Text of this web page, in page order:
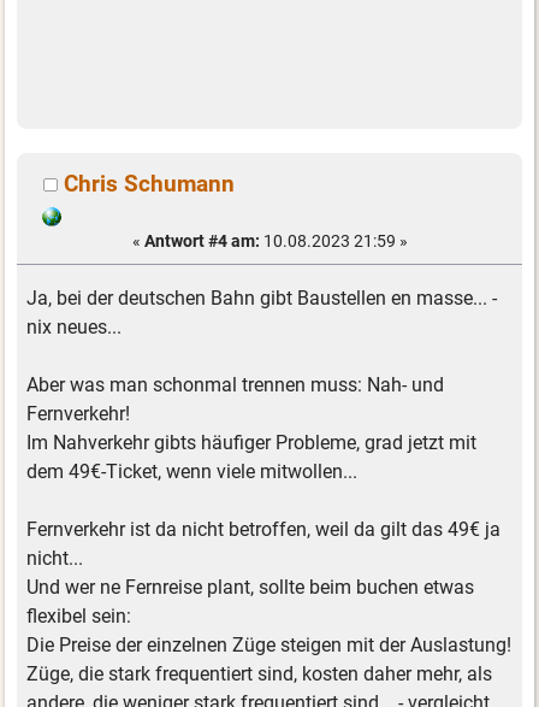
Chris Schumann
« Antwort #4 am: 10.08.2023 21:59 »
Ja, bei der deutschen Bahn gibt Baustellen en masse... -
nix neues...
Aber was man schonmal trennen muss: Nah- und
Fernverkehr!
Im Nahverkehr gibts häufiger Probleme, grad jetzt mit
dem 49€-Ticket, wenn viele mitwollen...
Fernverkehr ist da nicht betroffen, weil da gilt das 49€ ja
nicht...
Und wer ne Fernreise plant, sollte beim buchen etwas
flexibel sein:
Die Preise der einzelnen Züge steigen mit der Auslastung!
Züge, die stark frequentiert sind, kosten daher mehr, als